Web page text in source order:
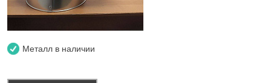
Металл в наличии